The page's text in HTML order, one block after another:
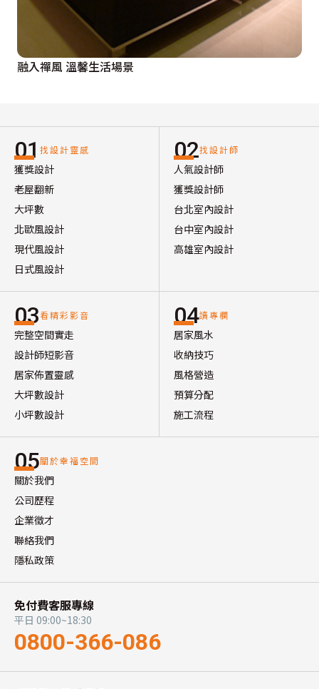
融入禪風 溫馨生活場景
01 找設計靈感
獲獎設計
老屋翻新
大坪數
北歐風設計
現代風設計
日式風設計
02找設計師
人氣設計師
獲獎設計師
台北室內設計
台中室內設計
高雄室內設計
03看精彩影音
完整空間實走
設計師短影音
居家佈置靈感
大坪數設計
小坪數設計
04讀專欄
居家風水
收納技巧
風格營造
預算分配
施工流程
05關於幸福空間
關於我們
公司歷程
企業徵才
聯絡我們
隱私政策
免付費客服專線
平日 09:00~18:30
0800-366-086